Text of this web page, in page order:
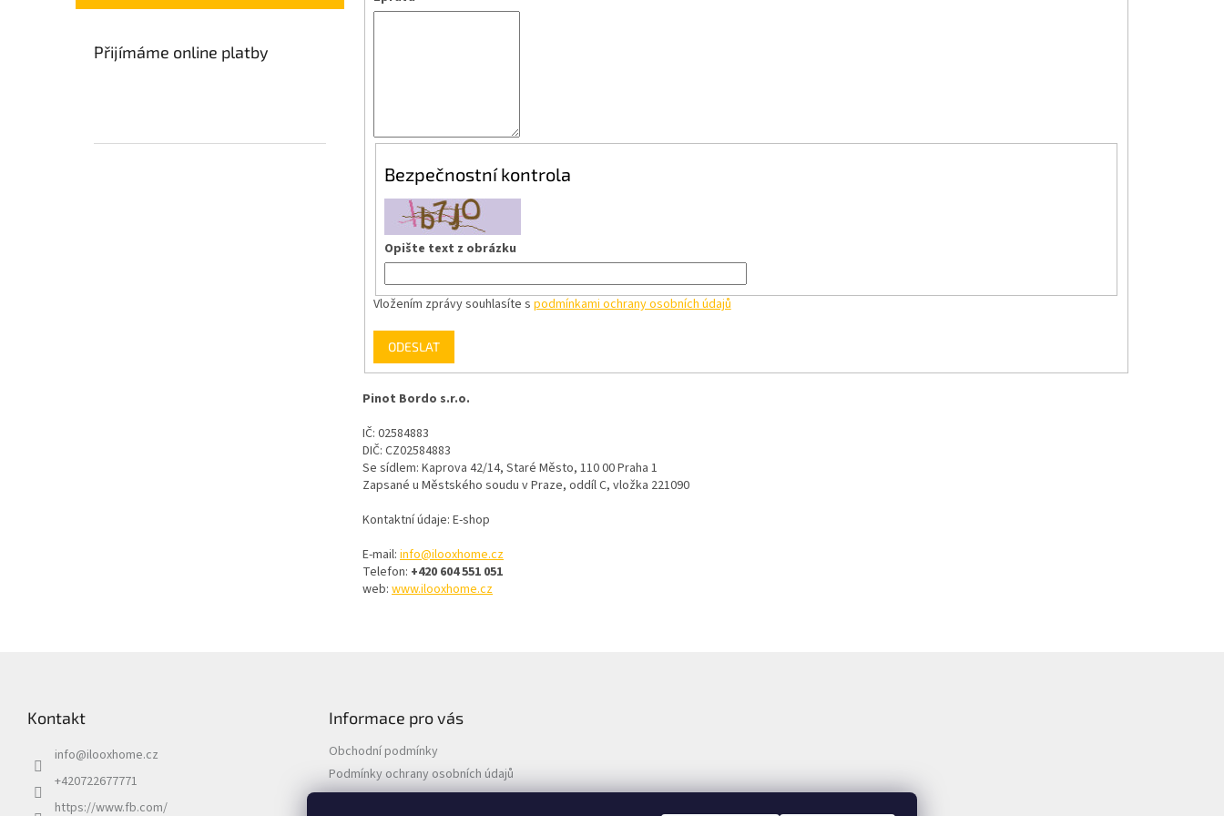
n
Přijímáme online platby
Bezpečnostní kontrola
Opište text z obrázku
Vložením zprávy souhlasíte s podmínkami ochrany osobních údajů
ODESLAT
Pinot Bordo s.r.o.
IČ: 02584883
DIČ: CZ02584883
Se sídlem: Kaprova 42/14, Staré Město, 110 00 Praha 1
Zapsané u Městského soudu v Praze, oddíl C, vložka 221090
Kontaktní údaje: E-shop
E-mail: info@ilooxhome.cz
Telefon: +420 604 551 051
web: www.ilooxhome.cz
Kontakt
info@ilooxhome.cz
+420722677771
https://www.fb.com/
Informace pro vás
Obchodní podmínky
Podmínky ochrany osobních údajů